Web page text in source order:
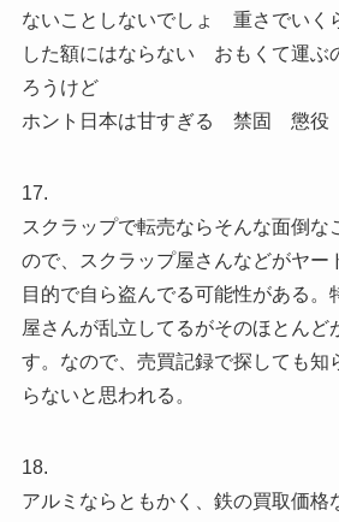
ないことしないでしょ 重さでい
した額にはならない おもくて運ぶ
ろうけど
ホント日本は甘すぎる 禁固 懲役
17.
スクラップで転売ならそんな面倒な
ので、スクラップ屋さんなどがヤー
目的で自ら盗んでる可能性がある。
屋さんが乱立してるがそのほとんど
す。なので、売買記録で探しても知
らないと思われる。
18.
アルミならともかく、鉄の買取価格